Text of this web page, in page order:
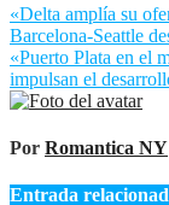
Navegación
de
entradas
«Delta amplía su
Barcelona-Seattle
«Puerto Plata en el
impulsan el
Por Romantica NY
Entrada